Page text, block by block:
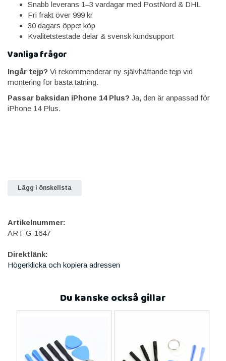
Snabb leverans 1–3 vardagar med PostNord & DHL
Fri frakt över 999 kr
30 dagars öppet köp
Kvalitetstestade delar & svensk kundsupport
Vanliga frågor
Ingår tejp? Vi rekommenderar ny självhäftande tejp vid
montering för bästa tätning.
Passar baksidan iPhone 14 Plus? Ja, den är anpassad för
iPhone 14 Plus.
Lägg i önskelista
Artikelnummer:
ART-G-1647
Direktlänk:
Högerklicka och kopiera adressen
Du kanske också gillar